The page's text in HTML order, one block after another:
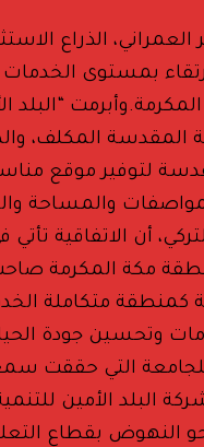
العمراني، الذراع
بمستوى
“البلد
المقدسة المكلف،
لتوفير موقع مناسب
والمساحة
أن الاتفاقية
مكة المكرمة
كمنطقة متكاملة
وتحسين جودة
التي حققت
شركة البلد الأمين
النهوض بقطاع